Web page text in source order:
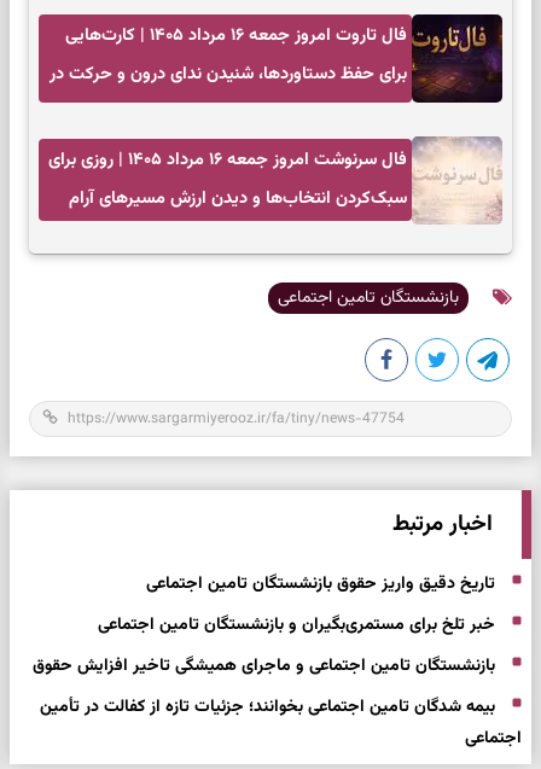
فال تاروت امروز جمعه ۱۶ مرداد ۱۴۰۵ | کارت‌هایی
برای حفظ دستاوردها، شنیدن ندای درون و حرکت در
فال سرنوشت امروز جمعه ۱۶ مرداد ۱۴۰۵ | روزی برای
سبک‌کردن انتخاب‌ها و دیدن ارزش مسیرهای آرام
بازنشستگان تامین اجتماعی
اخبار مرتبط
تاریخ دقیق واریز حقوق بازنشستگان تامین اجتماعی
خبر تلخ برای مستمری‌بگیران و بازنشستگان تامین اجتماعی
بازنشستگان تامین اجتماعی و ماجرای همیشگی تاخیر افزایش حقوق
بیمه شدگان تامین اجتماعی بخوانند؛ جزئیات تازه از کفالت در تأمین
اجتماعی